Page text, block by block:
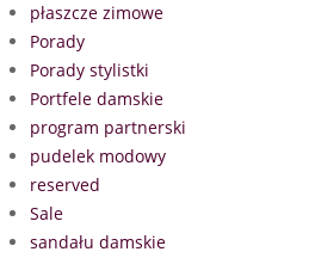
płaszcze zimowe
Porady
Porady stylistki
Portfele damskie
program partnerski
pudelek modowy
reserved
Sale
sandału damskie